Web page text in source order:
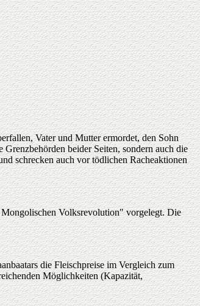
Vater und Mutter ermordet, den Sohn
beider Seiten, sondern auch die
schrecken auch vor tödlichen Racheaktionen
Mongolischen Volksrevolution" vorgelegt. Die
die Fleischpreise im Vergleich zum
Möglichkeiten (Kapazität,